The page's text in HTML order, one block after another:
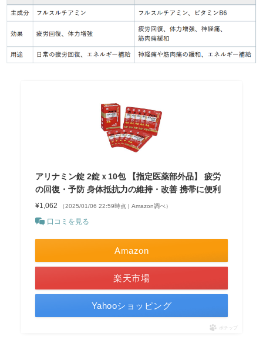
アリナミン錠 2錠ｘ10包 【指定医薬部外品】 疲労
の回復・予防 身体抵抗力の維持・改善 携帯に便利
¥1,062 （2025/01/06 22:59時点 | Amazon調べ）
口コミを見る
Amazon
楽天市場
Yahooショッピング
ポチップ